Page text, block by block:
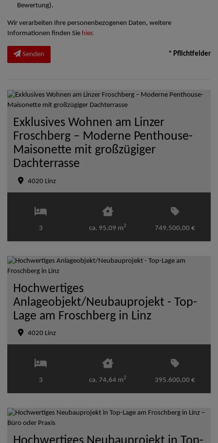
Bewertung).
Wir verarbeiten Ihre personenbezogenen Daten, weitere
Informationen finden Sie hier.
Senden * Pflichtfelder
Exklusives Wohnen am Linzer
Froschberg – Moderne Penthouse-
Maisonette mit großzügiger
Dachterrasse
4020 Linz
3 ca. 95,09 m2 749.500,00 €
Hochwertiges
Anlageobjekt/Neubauprojekt - Top-
Lage am Froschberg in Linz
4020 Linz
3 ca. 74,64 m2 395.600,00 €